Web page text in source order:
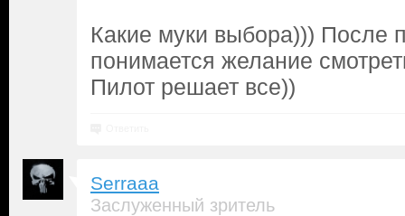
Какие муки выбора))) После
понимается желание
Пилот решает все))
Serraaa
Заслуженный зритель